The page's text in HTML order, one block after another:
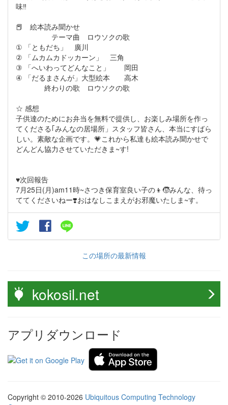
味‼︎
📕 絵本読み聞かせ
テーマ曲 ロウソクの歌
① 「ともだち」 廣川
② 「ムカムカドッカーン」 三角
③ 「へいわってどんなこと」 岡田
④ 「だるまさんが」大型絵本 高木
終わりの歌 ロウソクの歌
☆ 感想
子供達のためにお弁当を無料で提供し、お楽しみ場所を作っ
てくださる｢みんなの居場所」スタッフ皆さん、本当にすばら
しい。素敵な企画です。💗これから私達も絵本読み聞かせで
どんどん協力させていただきま~す!
♥︎次回報告
7月25日(月)am11時~さつき保育室良い子の👦🧒みんな、待っ
ててくださいねー❣️おはなしこまえがお邪魔いたしま~す。
この場所の最新情報
kokosil.net
アプリダウンロード
Copyright © 2010-2026 Ubiquitous Computing Technology